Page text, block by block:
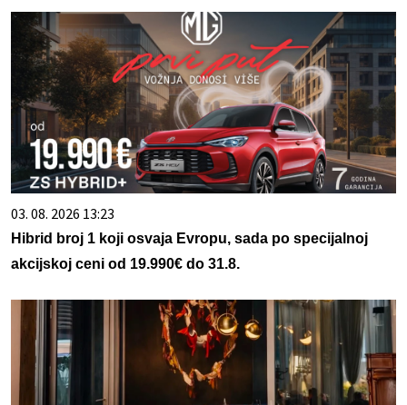
03. 08. 2026 13:23
Hibrid broj 1 koji osvaja Evropu, sada po specijalnoj
akcijskoj ceni od 19.990€ do 31.8.